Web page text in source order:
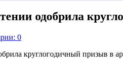
одобрила
0